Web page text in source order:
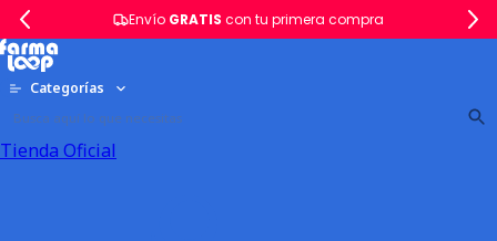
Envío GRATIS con tu primera compra
Categorías
Tienda Oficial